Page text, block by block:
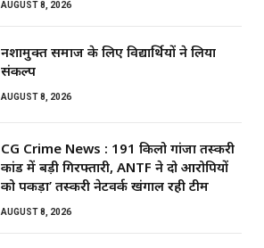
AUGUST 8, 2026
नशामुक्त समाज के लिए विद्यार्थियों ने लिया
संकल्प
AUGUST 8, 2026
CG Crime News : 191 किलो गांजा तस्करी
कांड में बड़ी गिरफ्तारी, ANTF ने दो आरोपियों
को पकड़ा’ तस्करी नेटवर्क खंगाल रही टीम
AUGUST 8, 2026